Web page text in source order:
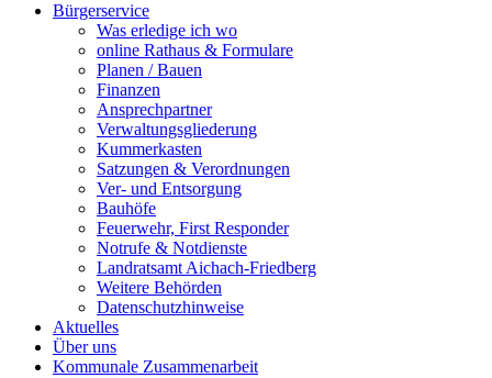
Bürgerservice
Was erledige ich wo
online Rathaus & Formulare
Planen / Bauen
Finanzen
Ansprechpartner
Verwaltungsgliederung
Kummerkasten
Satzungen & Verordnungen
Ver- und Entsorgung
Bauhöfe
Feuerwehr, First Responder
Notrufe & Notdienste
Landratsamt Aichach-Friedberg
Weitere Behörden
Datenschutzhinweise
Aktuelles
Über uns
Kommunale Zusammenarbeit